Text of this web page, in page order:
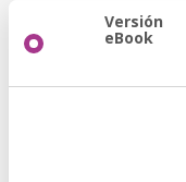
Versión
eBook